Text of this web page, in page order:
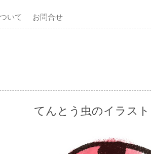
いて お問合せ
てんとう虫のイラス